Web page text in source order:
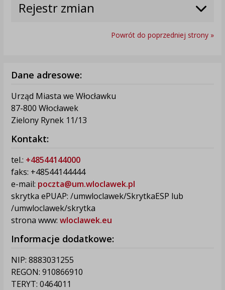
Rejestr zmian
Powrót do poprzedniej strony »
Dane adresowe:
Urząd Miasta we Włocławku
87-800 Włocławek
Zielony Rynek 11/13
Kontakt:
tel.: +48544144000
faks: +48544144444
e-mail: poczta@um.wloclawek.pl
skrytka ePUAP: /umwloclawek/SkrytkaESP lub
/umwloclawek/skrytka
strona www: wloclawek.eu
Informacje dodatkowe:
NIP: 8883031255
REGON: 910866910
TERYT: 0464011